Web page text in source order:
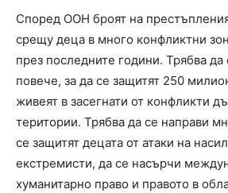
Според ООН броят на
срещу деца в много конфликтни
през последните години. Трябва
повече, за да се защитят 250
живеят в засегнати от конфликти
територии. Трябва да се направи
се защитят децата от атаки на
екстремисти, да се насърчи
хуманитарно право и правото в